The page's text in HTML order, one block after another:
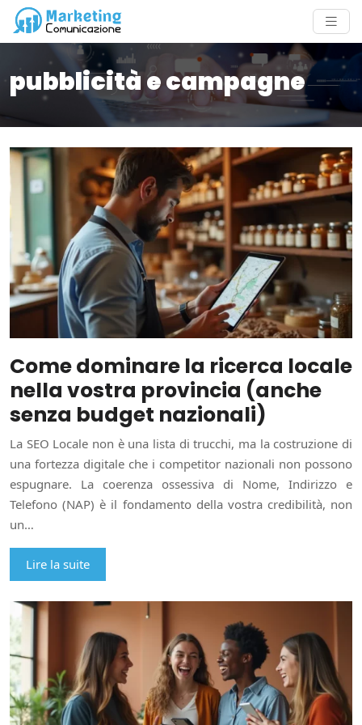
pubblicità e campagne
Come dominare la ricerca locale
nella vostra provincia (anche
senza budget nazionali)
La SEO Locale non è una lista di trucchi, ma la costruzione di
una fortezza digitale che i competitor nazionali non possono
espugnare. La coerenza ossessiva di Nome, Indirizzo e
Telefono (NAP) è il fondamento della vostra credibilità, non
un…
Lire la suite